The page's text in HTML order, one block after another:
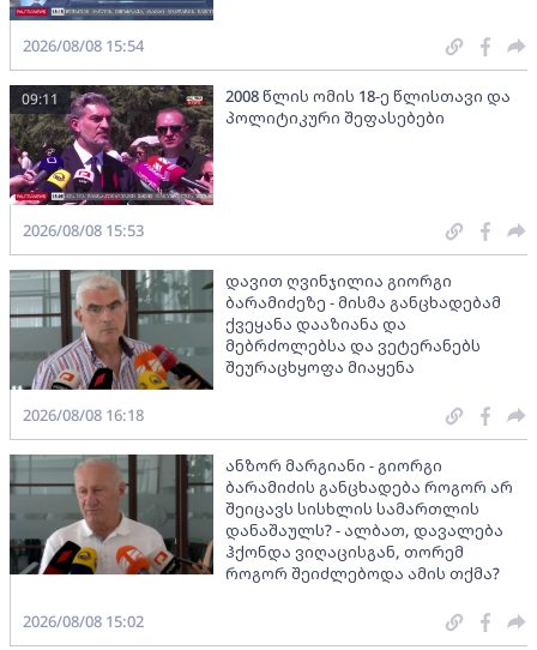
2026/08/08 15:54
2008 წლის ომის 18-ე წლისთავი და
პოლიტიკური შეფასებები
09:11
2026/08/08 15:53
დავით ღვინჯილია გიორგი
ბარამიძეზე - მისმა განცხადებამ
ქვეყანა დააზიანა და
მებრძოლებსა და ვეტერანებს
შეურაცხყოფა მიაყენა
2026/08/08 16:18
ანზორ მარგიანი - გიორგი
ბარამიძის განცხადება როგორ არ
შეიცავს სისხლის სამართლის
დანაშაულს? - ალბათ, დავალება
ჰქონდა ვიღაცისგან, თორემ
როგორ შეიძლებოდა ამის თქმა?
2026/08/08 15:02